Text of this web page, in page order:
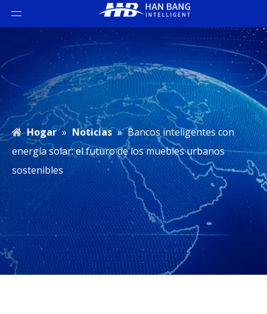
Hogar » Noticias » Bancos inteligentes con
energía solar: el futuro de los muebles urbanos
sostenibles